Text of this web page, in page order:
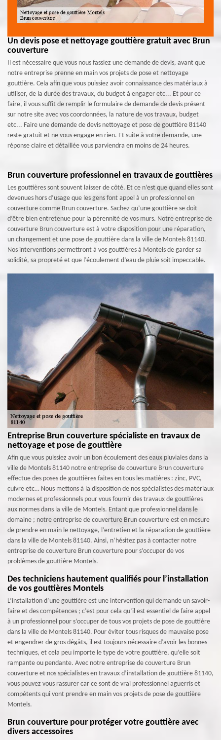
Un devis pose et nettoyage gouttière gratuit avec Brun
couverture
Il est nécessaire que vous nous fassiez une demande de devis, avant que
notre entreprise prenne en main vos projets de pose et nettoyage
gouttière. Cela afin que vous puissiez avoir connaissance des matériaux à
utiliser, de la durée des travaux, du budget à engager etc... Et pour ce
faire, il vous suffit de remplir le formulaire de demande de devis présent
sur notre site avec vos coordonnées, la nature de vos travaux, budget
etc... Faire une demande de devis nettoyage et pose de gouttière 81140
reste gratuit et ne vous engage en rien. Et suite à votre demande, une
réponse claire et détaillée vous parviendra en moins de 24 heures.
Brun couverture professionnel en travaux de gouttières
Les gouttières sont souvent laisser de côté. Et ce n’est que quand elles sont
devenues hors d’usage que les gens font appel à un professionnel en
couverture comme Brun couverture. Sachez qu’une gouttière se doit
d’être bien entretenue pour la pérennité de vos murs. Notre entreprise de
couverture Brun couverture est à votre disposition pour une réparation,
un changement et une pose de gouttière dans la ville de Montels 81140.
Nos interventions permettront à vos gouttières à Montels de garder sa
solidité, sa propreté et que l’écoulement d’eau de pluie soit impeccable.
Entreprise Brun couverture spécialiste en travaux de
nettoyage et pose de gouttière
Afin que vous puissiez avoir un bon écoulement des eaux pluviales dans la
ville de Montels 81140 notre entreprise de couverture Brun couverture
effectue des poses de gouttières faites en tous les matières : zinc, PVC,
cuivre etc… Nous mettons à la disposition de nos spécialistes des matériaux
modernes et professionnels pour vous fournir des travaux de gouttières
aux normes dans la ville de Montels. Entant que professionnel dans le
domaine ; notre entreprise de couverture Brun couverture est en mesure
de prendre en main le nettoyage, l’entretien et la réparation de gouttière
dans la ville de Montels 81140. Ainsi, n’hésitez pas à contacter notre
entreprise de couverture Brun couverture pour s’occuper de vos
problèmes de gouttière Montels.
Des techniciens hautement qualifiés pour l’installation
de vos gouttières Montels
L’installation d’une gouttière est une intervention qui demande un savoir-
faire et des compétences ; c’est pour cela qu’il est essentiel de faire appel
à un professionnel pour s’occuper de tous vos projets de pose de gouttière
dans la ville de Montels 81140. Pour éviter tous risques de mauvaise pose
et engendrer de gros dégâts, il est toujours nécessaire d’avoir les bonnes
techniques, et cela peu importe le type de votre gouttière, qu’elle soit
rampante ou pendante. Avec notre entreprise de couverture Brun
couverture et nos spécialistes en travaux d’installation de gouttière 81140,
vous pouvez vous rassurer car ce sont de vrai professionnel aguerris et
compétents qui vont prendre en main vos projets de pose de gouttière
Montels.
Brun couverture pour protéger votre gouttière avec
divers accessoires